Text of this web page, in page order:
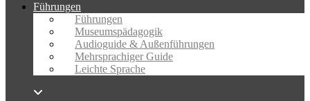
Führungen
Führungen
Museumspädagogik
Audioguide & Außenführungen
Mehrsprachiger Guide
Leichte Sprache